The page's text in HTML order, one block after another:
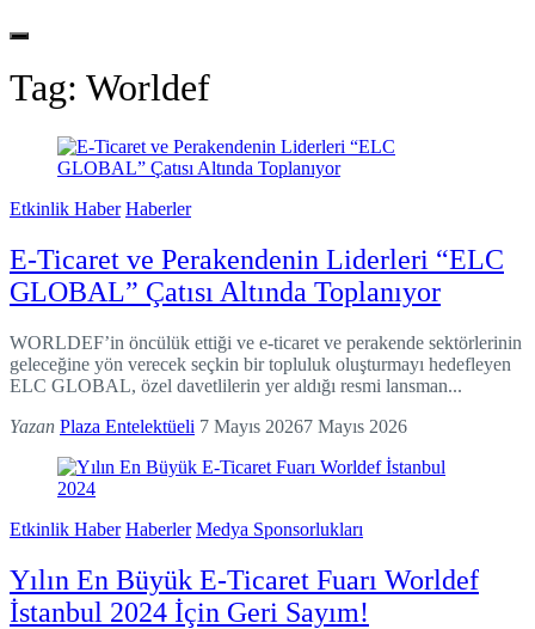
Tag: Worldef
Etkinlik Haber Haberler
E-Ticaret ve Perakendenin Liderleri “ELC
GLOBAL” Çatısı Altında Toplanıyor
WORLDEF’in öncülük ettiği ve e-ticaret ve perakende sektörlerinin
geleceğine yön verecek seçkin bir topluluk oluşturmayı hedefleyen
ELC GLOBAL, özel davetlilerin yer aldığı resmi lansman...
Yazan Plaza Entelektüeli 7 Mayıs 20267 Mayıs 2026
Etkinlik Haber Haberler Medya Sponsorlukları
Yılın En Büyük E-Ticaret Fuarı Worldef
İstanbul 2024 İçin Geri Sayım!